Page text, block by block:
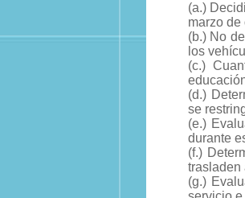
(a.)
marzo de
(b.) No
los
(c.)
(d.)
se
(e.)
durante
(f.)
trasladen
(g.)